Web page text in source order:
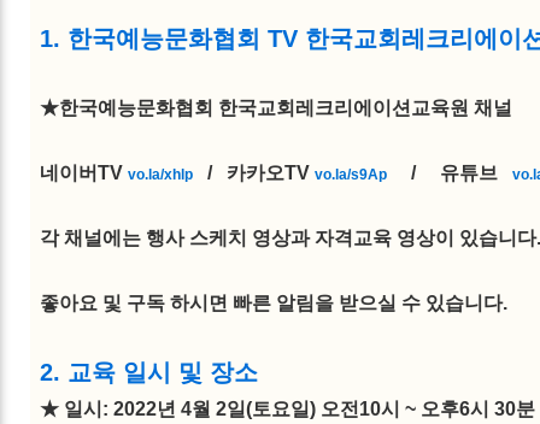
1. 한국예능문화협회 TV 한국교회레크리에이
★한국예능문화협회 한국교회레크리에이션교육원 채널
네이버TVvo.la/xhlp / 카카오TVvo.la/s9Ap / 유튜브
각 채널에는 행사 스케치 영상과 자격교육 영상이 있습니다
좋아요 및 구독 하시면 빠른 알림을 받으실 수 있습니다.
2. 교육 일시 및 장소
★ 일시: 2022년 4월 2일(토요일) 오전10시 ~ 오후6시 30